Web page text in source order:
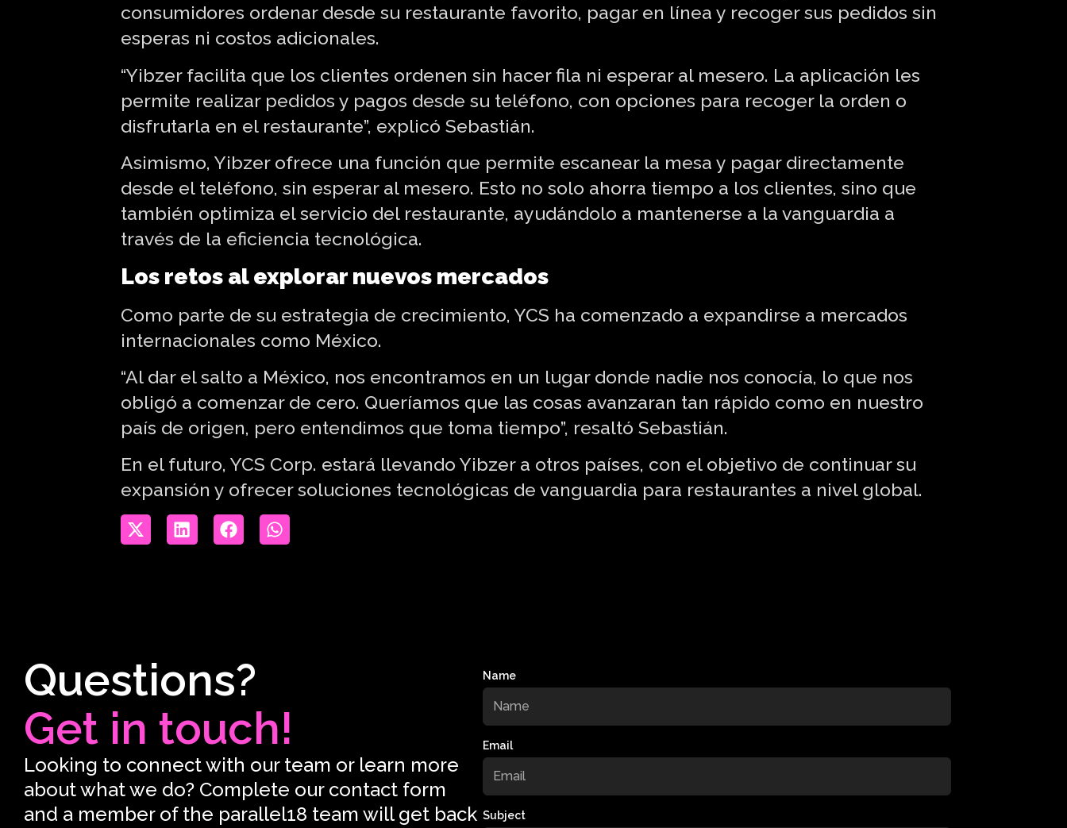
consumidores ordenar desde su restaurante favorito, pagar en línea y recoger sus pedidos sin
esperas ni costos adicionales.
“Yibzer facilita que los clientes ordenen sin hacer fila ni esperar al mesero. La aplicación les
permite realizar pedidos y pagos desde su teléfono, con opciones para recoger la orden o
disfrutarla en el restaurante”, explicó Sebastián.
Asimismo, Yibzer ofrece una función que permite escanear la mesa y pagar directamente
desde el teléfono, sin esperar al mesero. Esto no solo ahorra tiempo a los clientes, sino que
también optimiza el servicio del restaurante, ayudándolo a mantenerse a la vanguardia a
través de la eficiencia tecnológica.
Los retos al explorar nuevos mercados
Como parte de su estrategia de crecimiento, YCS ha comenzado a expandirse a mercados
internacionales como México.
“Al dar el salto a México, nos encontramos en un lugar donde nadie nos conocía, lo que nos
obligó a comenzar de cero. Queríamos que las cosas avanzaran tan rápido como en nuestro
país de origen, pero entendimos que toma tiempo”, resaltó Sebastián.
En el futuro, YCS Corp. estará llevando Yibzer a otros países, con el objetivo de continuar su
expansión y ofrecer soluciones tecnológicas de vanguardia para restaurantes a nivel global.
Questions?
Get in touch!
Looking to connect with our team or learn more
about what we do? Complete our contact form
and a member of the parallel18 team will get back
Name
Email
Subject